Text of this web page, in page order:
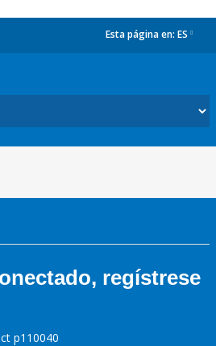
Esta página en: ES
regístrese
p110040